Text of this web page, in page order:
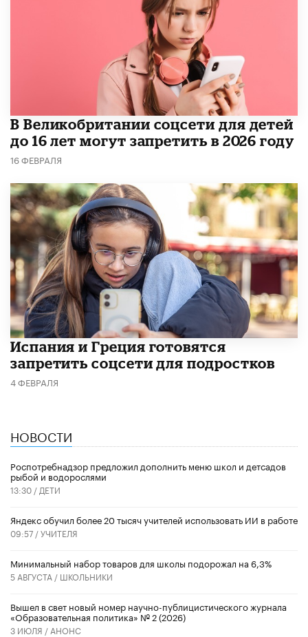
В Великобритании соцсети для детей
до 16 лет могут запретить в 2026 году
16 ФЕВРАЛЯ
Испания и Греция готовятся
запретить соцсети для подростков
4 ФЕВРАЛЯ
НОВОСТИ
Роспотребнадзор предложил дополнить меню школ и детсадов
рыбой и водорослями
13:30 / ДЕТИ
​Яндекс обучил более 20 тысяч учителей использовать ИИ в работе
09:57 /УЧИТЕЛЯ
Минимальный набор товаров для школы подорожал на 6,3%
5 АВГУСТА / ШКОЛЬНИКИ
Вышел в свет новый номер научно-публицистического журнала
«Образовательная политика» № 2 (2026)
3 ИЮЛЯ / АНОНС